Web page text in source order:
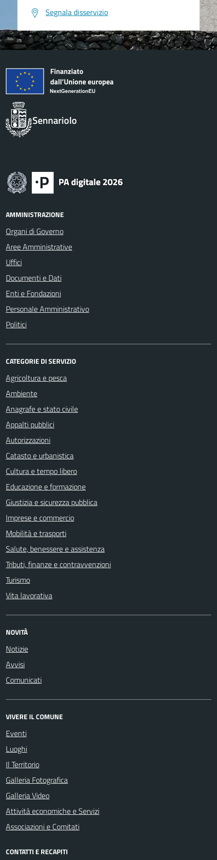
Segnala disservizio
Sennariolo
AMMINISTRAZIONE
Organi di Governo
Aree Amministrative
Uffici
Documenti e Dati
Enti e Fondazioni
Personale Amministrativo
Politici
CATEGORIE DI SERVIZIO
Agricoltura e pesca
Ambiente
Anagrafe e stato civile
Appalti pubblici
Autorizzazioni
Catasto e urbanistica
Cultura e tempo libero
Educazione e formazione
Giustizia e sicurezza pubblica
Imprese e commercio
Mobilità e trasporti
Salute, benessere e assistenza
Tributi, finanze e contravvenzioni
Turismo
Vita lavorativa
NOVITÀ
Notizie
Avvisi
Comunicati
VIVERE IL COMUNE
Eventi
Luoghi
Il Territorio
Galleria Fotografica
Galleria Video
Attività economiche e Servizi
Associazioni e Comitati
CONTATTI E RECAPITI